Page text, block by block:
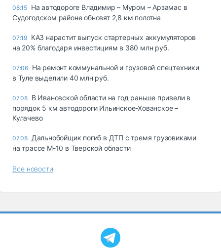
08:15 На автодороге Владимир – Муром – Арзамас в
Судогодском районе обновят 2,8 км полотна
07:19 КАЗ нарастит выпуск стартерных аккумуляторов
на 20% благодаря инвестициям в 380 млн руб.
07:06 На ремонт коммунальной и грузовой спецтехники
в Туле выделили 40 млн руб.
07.08 В Ивановской области на год раньше привели в
порядок 5 км автодороги Ильинское-Хованское –
Кулачево
07.08 Дальнобойщик погиб в ДТП с тремя грузовиками
на трассе М-10 в Тверской области
Все новости